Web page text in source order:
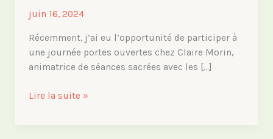
juin 16, 2024
Récemment, j’ai eu l’opportunité de participer à
une journée portes ouvertes chez Claire Morin,
animatrice de séances sacrées avec les […]
Connexion
Lire la suite »